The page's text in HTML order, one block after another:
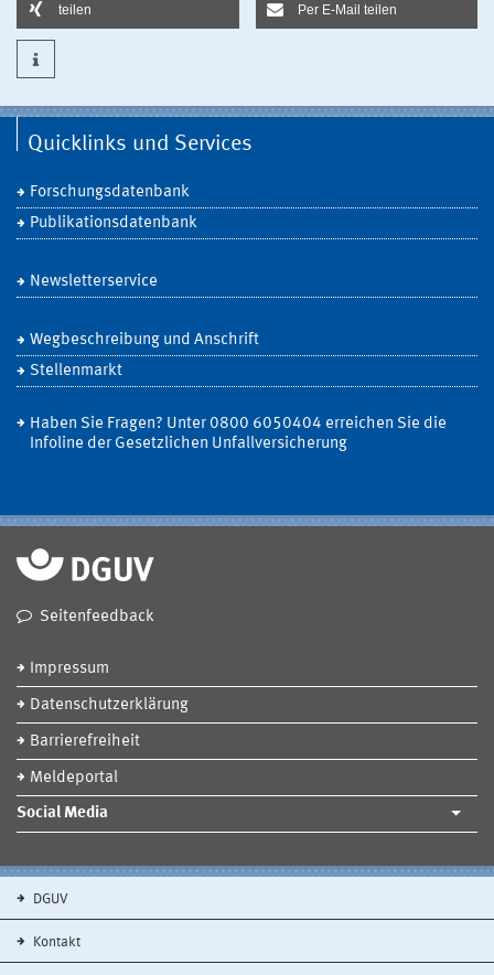
teilen Per E-Mail teilen
Quicklinks und Services
Forschungsdatenbank
Publikationsdatenbank
Newsletterservice
Wegbeschreibung und Anschrift
Stellenmarkt
Haben Sie Fragen? Unter 0800 6050404 erreichen Sie die
Infoline der Gesetzlichen Unfallversicherung
Seitenfeedback
Impressum
Datenschutzerklärung
Barrierefreiheit
Meldeportal
Social Media
DGUV
Kontakt